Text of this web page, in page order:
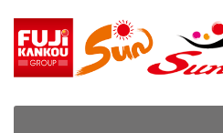
content